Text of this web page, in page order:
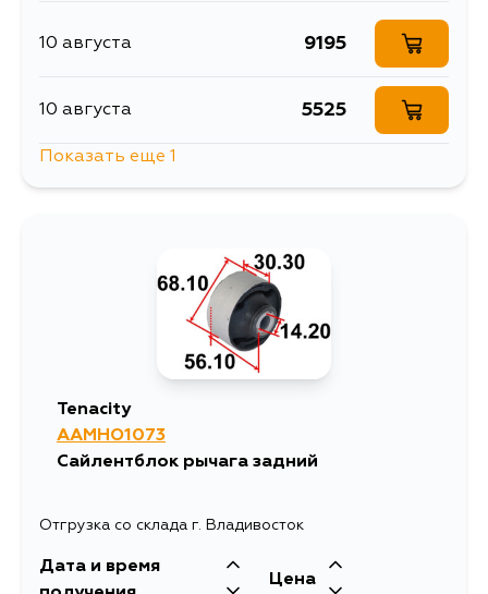
10 августа 9195
10 августа 5525
Показать еще 1
Tenacity
AAMHO1073
Сайлентблок рычага задний
Отгрузка со склада г. Владивосток
Дата и время
Цена